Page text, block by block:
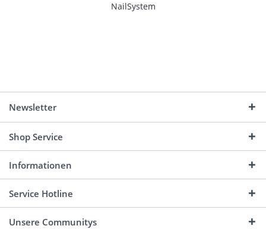
NailSystem
Newsletter
Shop Service
Informationen
Service Hotline
Unsere Communitys